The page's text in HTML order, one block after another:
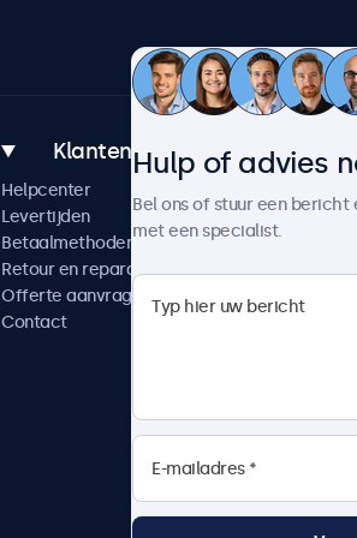
Klantenservice
Helpcenter
Levertijden
Betaalmethoden
Retour en reparatie
Offerte aanvragen
Contact
Nieuws
Werken
Hulp of advies
Bel ons of stuur een
met een specialist.